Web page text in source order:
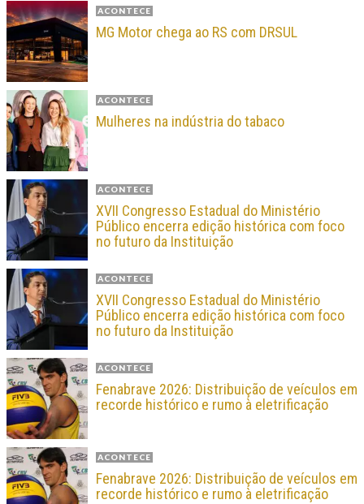
ACONTECE
MG Motor chega ao RS com DRSUL
ACONTECE
Mulheres na indústria do tabaco
ACONTECE
XVII Congresso Estadual do Ministério
Público encerra edição histórica com foco
no futuro da Instituição
ACONTECE
XVII Congresso Estadual do Ministério
Público encerra edição histórica com foco
no futuro da Instituição
ACONTECE
Fenabrave 2026: Distribuição de veículos em
recorde histórico e rumo à eletrificação
ACONTECE
Fenabrave 2026: Distribuição de veículos em
recorde histórico e rumo à eletrificação